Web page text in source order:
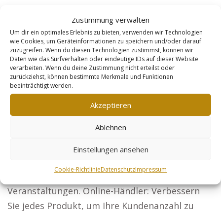
Zustimmung verwalten
Um dir ein optimales Erlebnis zu bieten, verwenden wir Technologien
wie Cookies, um Geräteinformationen zu speichern und/oder darauf
zuzugreifen. Wenn du diesen Technologien zustimmst, können wir
Daten wie das Surfverhalten oder eindeutige IDs auf dieser Website
verarbeiten. Wenn du deine Zustimmung nicht erteilst oder
zurückziehst, können bestimmte Merkmale und Funktionen
beeinträchtigt werden.
Akzeptieren
Ablehnen
Einstellungen ansehen
Cookie-RichtlinieDatenschutzImpressum
eignen sich hervorragend für Unternehmen, die
maximale Reichweite anstreben, darunter:
Rechtsanwälte: Präsentieren Sie sich
bundesweit und steigern Sie Ihre
Mandantenanzahl. Mit eindrucksvollen
Projekten überzeugen und neue Bauherren
gewinnen.
Steuerberater: Lassen Sie Ihre Angebote für
Unternehmen und Privatkunden sichtbar
Adresse für Schutz bei Unternehmen und
Veranstaltungen. Online-Händler: Verbessern
Sie jedes Produkt, um Ihre Kundenanzahl zu